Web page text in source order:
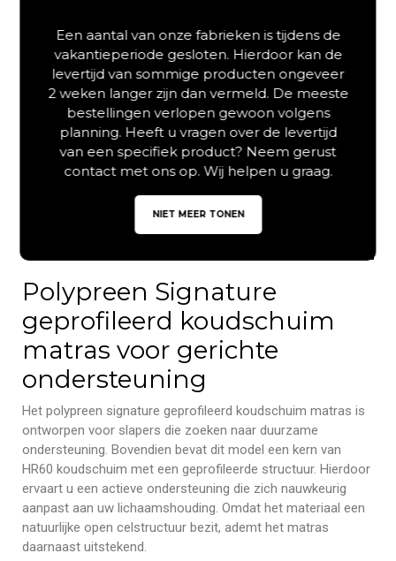
Polypreen Signature
geprofileerd koudschuim
matras voor gerichte
ondersteuning
Het polypreen signature geprofileerd koudschuim matras is
ontworpen voor slapers die zoeken naar duurzame
ondersteuning. Bovendien bevat dit model een kern van
HR60 koudschuim met een geprofileerde structuur. Hierdoor
ervaart u een actieve ondersteuning die zich nauwkeurig
aanpast aan uw lichaamshouding. Omdat het materiaal een
natuurlijke open celstructuur bezit, ademt het matras
daarnaast uitstekend.
Een aantal van onze fabrieken is tijdens de
vakantieperiode gesloten. Hierdoor kan de
levertijd van sommige producten ongeveer
2 weken langer zijn dan vermeld. De meeste
bestellingen verlopen gewoon volgens
planning. Heeft u vragen over de levertijd
van een specifiek product? Neem gerust
contact met ons op. Wij helpen u graag.
NIET MEER TONEN